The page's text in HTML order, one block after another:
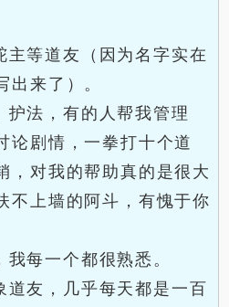
主等道友（因为名字实在
出来了）。
护法，有的人帮我管理
论剧情，一拳打十个道
，对我的帮助真的是很大
不上墙的阿斗，有愧于你
每一个都很熟悉。
道友，几乎每天都是一百